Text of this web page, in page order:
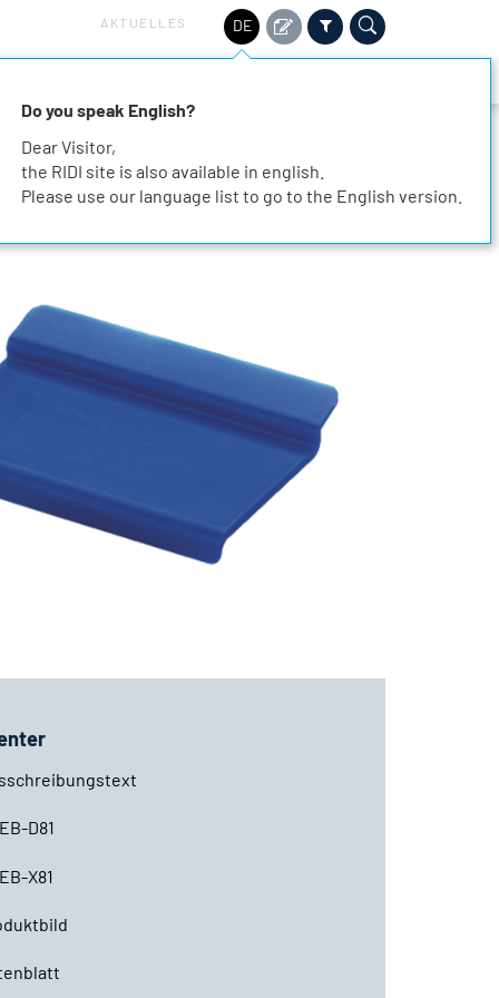
AKTUELLES DE
D81
X81
Do you speak English?
Dear Visitor,
the RIDI site is also available in english.
Please use our language list to go to the English version.